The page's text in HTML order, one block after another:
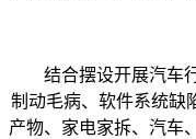
结合摆设开展汽车行
制动毛病、软件系统缺
产物、家电家拆、汽车